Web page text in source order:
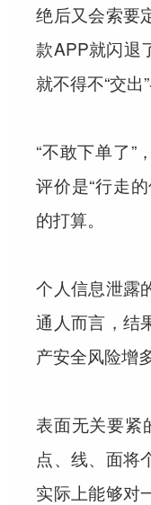
绝后又会索要
款APP就闪退
就不得不“交出
“不敢下单了”
评价是“行走
的打算。
个人信息泄露
通人而言，结
产安全风险增多
表面无关要紧
点、线、面将
实际上能够对